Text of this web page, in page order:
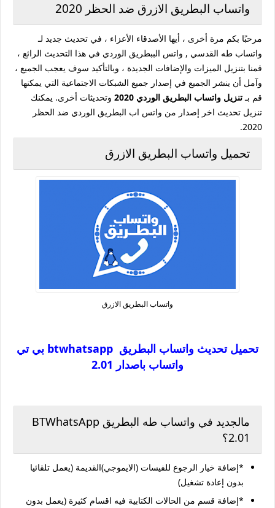
واتساب البطريق الازرق ضد الحظر 2020
مرحبًا بكم مرة أخرى ، أيها الأصدقاء الأعزاء ، في تحديث جديد لـ
واتساب طه القدسي , واتس الببطريق الوردي في هذا التحديث الرائع ،
قمنا بتنزيل الميزات والإضافات الجديدة ، وبالتأكيد سوف يعجب الجميع ،
وآمل أن ينشر الجميع في إصدار جميع الشبكات الاجتماعية التي يمكنها
قم بـتنزيل واتساب البطريق الوردي 2020
وتحديثات أخرى. يمكنك
تنزيل تحديث اخر إصدار من واتس اب البطريق الوردي ضد الحظر
2020.
تحميل واتساب البطريق الازرق
واتساب البطريق الازرق
تحميل تحديث واتساب البطريق btwhatsapp بي تي
واتساب باصدار 2.01
مالجديد في واتساب طه البطريق BTWhatsApp
2.01؟
*إضافة خيار الرجوع للفيسات (الايموجي)القديمة (يعمل تلقائيا
بدون إعادة تشغيل)
*إضافة قسم من الحالات الكتابية فيه اقسام كثيرة (يعمل بدون